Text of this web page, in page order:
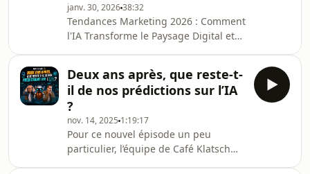
communication qui nous dévoile les
secrets d'une narration efficace. Le
storytelling, c'est bien plus qu'un
simple outil : c'est une véritable
manière de créer
janv. 30, 202638:32
Tendances Marketing 2026 : Comment
l'IA Transforme le Paysage Digital et
nous explorons les tendances
marketing pour 2026 et comment
l'intelligence artificielle (IA) est sur le
point de révolutionner notre manière
de communiquer et d'interagir avec
les consommateurs. Avec l'essor de
l'Universal Commerce Protocol de
Deux ans après, que reste-t-
il de nos prédictions sur l’IA
?
nov. 14, 2025 1:19:17
Pour ce nouvel épisode un peu
particulier, l’équipe de Café Klatsch